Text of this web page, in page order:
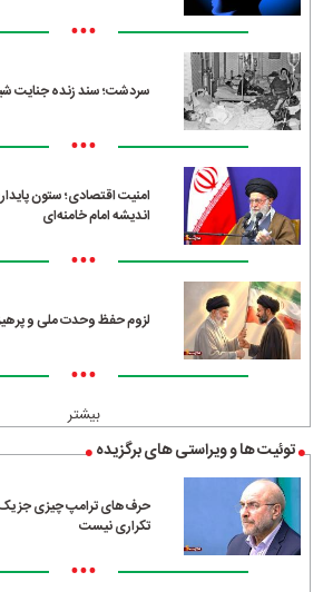
•••
سردشت؛ سند زنده جنایت
•••
امنیت اقتصادی؛ ستون
اندیشه امام خامنه‌ای
•••
لزوم حفظ وحدت ملی و پرهیز
•••
بیشتر
توئیت ها و ویراستی های برگزیده
حرف‌های ترامپ چیزی جز
تکراری نیست
•••